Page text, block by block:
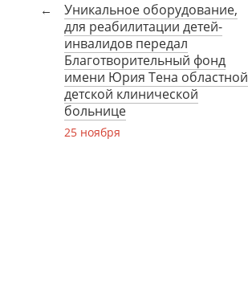
Уникальное оборудование,
для реабилитации детей-
инвалидов передал
Благотворительный фонд
имени Юрия Тена областной
детской клинической
больнице
25 ноября